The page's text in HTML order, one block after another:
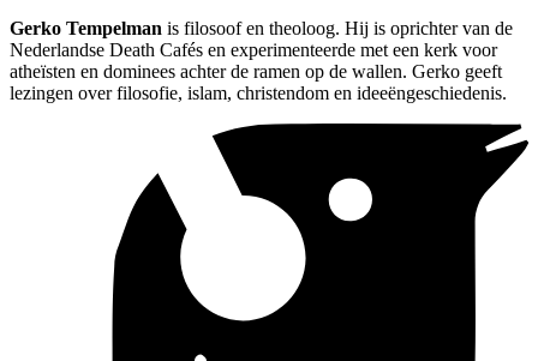
Gerko Tempelman is filosoof en theoloog. Hij is oprichter van de
Nederlandse Death Cafés en experimenteerde met een kerk voor
atheïsten en dominees achter de ramen op de wallen. Gerko geeft
lezingen over filosofie, islam, christendom en ideeëngeschiedenis.